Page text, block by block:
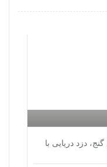
دزد دریایی با